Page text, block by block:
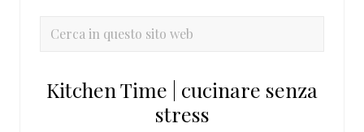
primaria
Cerca
sito
Kitchen Time | cucinare senza
stress